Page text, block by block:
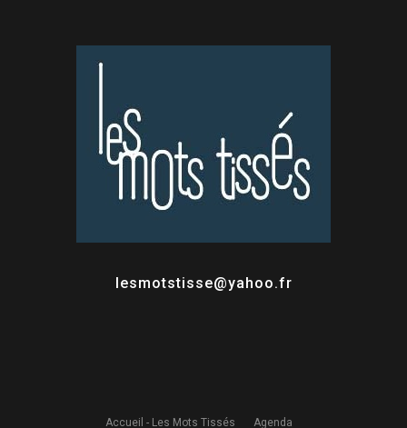
lesmotstisse@yahoo.fr
Accueil - Les Mots Tissés Agenda